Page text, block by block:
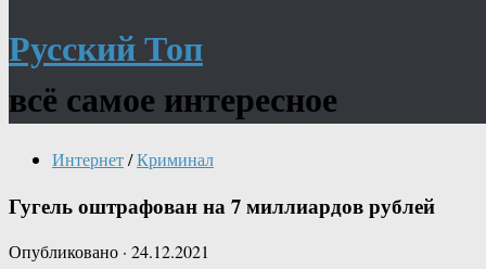
Русский Топ
всё самое интересное
Интернет/Криминал
Гугель оштрафован на 7 миллиардов рублей
Опубликовано · 24.12.2021